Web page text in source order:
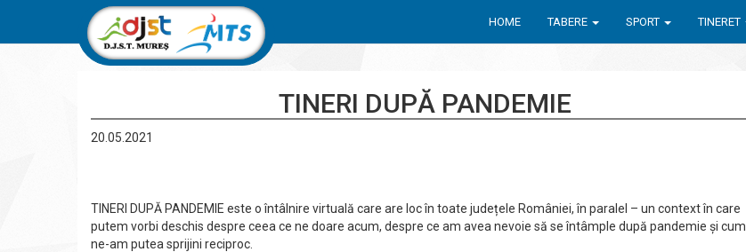
HOME TABERE SPORT TINERET
TINERI DUPĂ PANDEMIE
20.05.2021
TINERI DUPĂ PANDEMIE este o întâlnire virtuală care are loc în toate județele României, în paralel – un context în care
putem vorbi deschis despre ceea ce ne doare acum, despre ce am avea nevoie să se întâmple după pandemie și cum
ne-am putea sprijini reciproc.